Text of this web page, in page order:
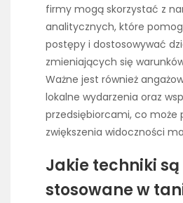
firmy mogą skorzystać z
analitycznych, które
postępy i dostosowywać
zmieniających się
Ważne jest również
lokalne wydarzenia oraz
przedsiębiorcami, co może
zwiększenia widoczności
Jakie techniki są
stosowane w